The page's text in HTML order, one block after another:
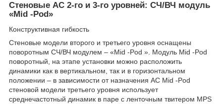
Стеновые АС 2-го и 3-го уровней: СЧ/ВЧ модуль
«Mid -Pod»
Конструктивная гибкость
Стеновые модели второго и третьего уровня оснащены
поворотным СЧ/ВЧ модулем – «Mid -Pod ». Модуль Mid -Pod
поворотный, на этапе установки можно расположить
динамики как в вертикальном, так и в горизонтальном
положении – в зависимости от назначения АС Mid -Pod
стеновой модели третьего уровня использует
среднечастотный динамик в паре с ленточным твитером MPS